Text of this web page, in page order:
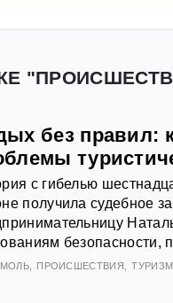
без правил:
с гибелью
получила судебное
безопасности,
ПРОИСШЕСТВИЯ ТУРИЗМ